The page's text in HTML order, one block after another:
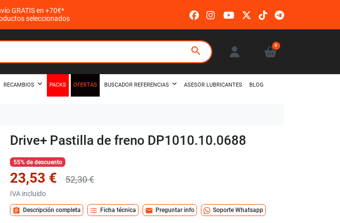
GRATIS en +70€*
seleccionados
search 0
RECAMBIOS PACKS OFERTAS BUSCADOR REFERENCIAS ASESOR LUBRICANTES BLOG
Drive+ Pastilla de freno DP1010.10.0688
55% de descuento
23,53 € 52,30 €
IVA incluido
assignment Descripción completa format_list_bulleted Ficha técnica mail Preguntar info Soporte Whatsapp